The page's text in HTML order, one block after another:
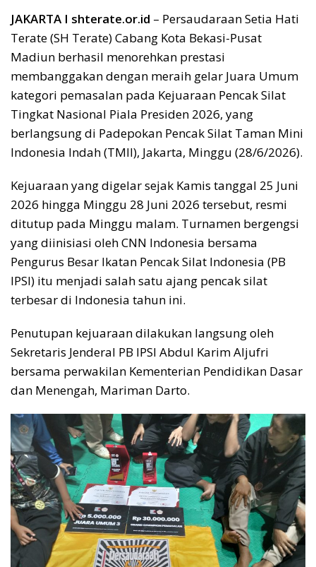
JAKARTA I shterate.or.id – Persaudaraan Setia Hati
Terate (SH Terate) Cabang Kota Bekasi-Pusat
Madiun berhasil menorehkan prestasi
membanggakan dengan meraih gelar Juara Umum
kategori pemasalan pada Kejuaraan Pencak Silat
Tingkat Nasional Piala Presiden 2026, yang
berlangsung di Padepokan Pencak Silat Taman Mini
Indonesia Indah (TMII), Jakarta, Minggu (28/6/2026).
Kejuaraan yang digelar sejak Kamis tanggal 25 Juni
2026 hingga Minggu 28 Juni 2026 tersebut, resmi
ditutup pada Minggu malam. Turnamen bergengsi
yang diinisiasi oleh CNN Indonesia bersama
Pengurus Besar Ikatan Pencak Silat Indonesia (PB
IPSI) itu menjadi salah satu ajang pencak silat
terbesar di Indonesia tahun ini.
Penutupan kejuaraan dilakukan langsung oleh
Sekretaris Jenderal PB IPSI Abdul Karim Aljufri
bersama perwakilan Kementerian Pendidikan Dasar
dan Menengah, Mariman Darto.